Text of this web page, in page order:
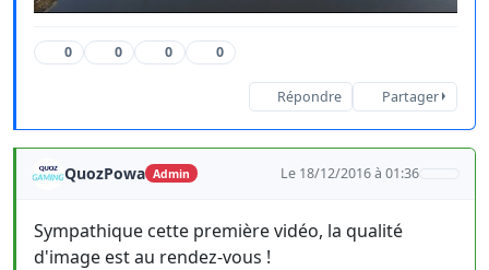
0 0 0 0
Répondre Partager
QuozPowa Admin Le 18/12/2016 à 01:36
Sympathique cette première vidéo, la qualité
d'image est au rendez-vous !